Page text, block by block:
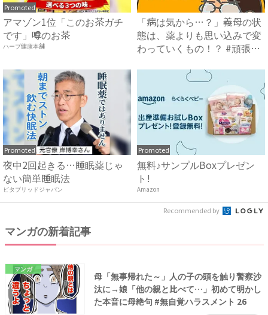
Promoted
アマゾン1位「このお茶ガチ
です」噂のお茶
ハーブ健康本舗
「病は気から…？」義母の状
態は、薬よりも思い込みで変
わっていくもの！？ #頑張
Promoted
夜中2回起きる…睡眠薬じゃ
ない簡単睡眠法
ビタブリッドジャパン
Promoted
無料♪サンプルBoxプレゼン
ト!
Amazon
Recommended by
マンガの新着記事
マンガ
母「無事帰れた～」人の子の頭を触り警察沙
汰に→娘「他の親と比べて…」初めて明かし
た本音に母絶句 #無自覚ハラスメント 26